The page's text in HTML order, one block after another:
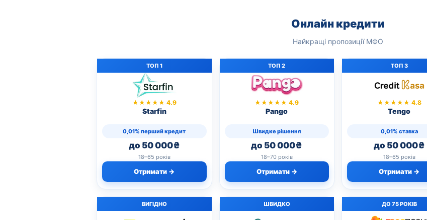
Онлайн кредити
Найкращі пропозиції МФО
ТОП 1
★★★★★ 4.9
Starfin
0,01% перший кредит
до 50 000₴
18–65 років
Отримати →
ТОП 2
★★★★★ 4.9
Pango
Швидке рішення
до 50 000₴
18–70 років
Отримати →
ТОП 3
★★★★★ 4.8
Tengo
0,01% ставка
до 50 000₴
18–65 років
Отримати →
ВИГІДНО ШВИДКО ДО 75 РОКІВ